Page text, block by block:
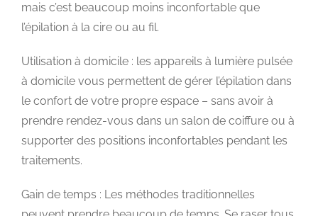
mais c’est beaucoup moins inconfortable que
l’épilation à la cire ou au fil.
Utilisation à domicile : les appareils à lumière pulsée
à domicile vous permettent de gérer l’épilation dans
le confort de votre propre espace – sans avoir à
prendre rendez-vous dans un salon de coiffure ou à
supporter des positions inconfortables pendant les
traitements.
Gain de temps : Les méthodes traditionnelles